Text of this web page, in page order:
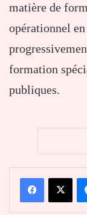
matière de
opérationnel
formation
publiques.
FacebookX